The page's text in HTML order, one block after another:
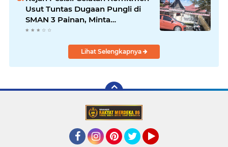
Usut Tuntas Dugaan Pungli di
SMAN 3 Painan, Minta
Inspektorat Sumbar Lakukan
Lihat Selengkapnya